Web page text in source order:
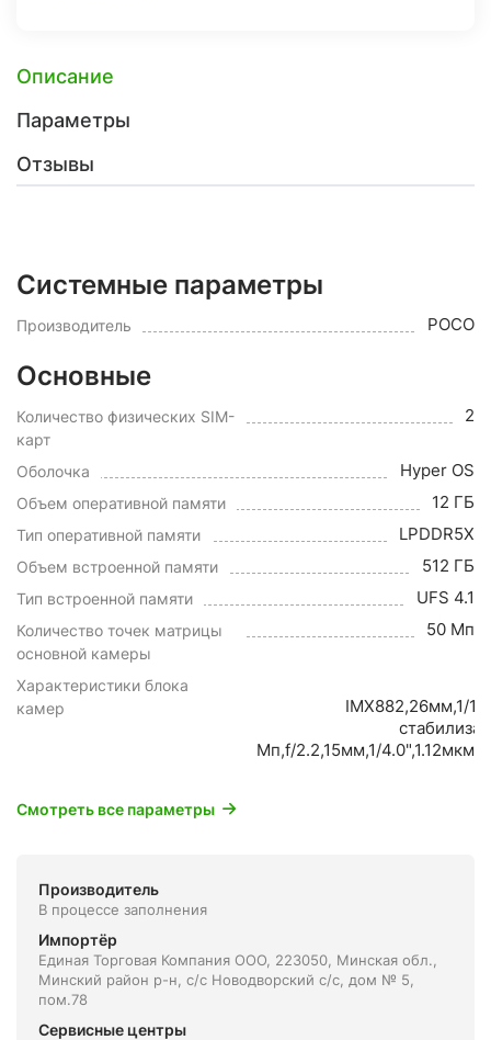
Описание
Параметры
Отзывы
Системные параметры
Производитель POCO
Основные
Количество физических SIM-
карт
2
Оболочка Hyper OS
Объем оперативной памяти 12 ГБ
Тип оперативной памяти LPDDR5X
Объем встроенной памяти 512 ГБ
Тип встроенной памяти UFS 4.1
Количество точек матрицы
основной камеры
50 Мп
Характеристики блока
камер
IMX882,26мм,1/
Мп,f/2.2,15мм,1/
Смотреть все параметры
Производитель
В процессе заполнения
Импортёр
Единая Торговая Компания ООО, 223050, Минская обл.,
Минский район р-н, с/с Новодворский с/с, дом № 5,
пом.78
Сервисные центры